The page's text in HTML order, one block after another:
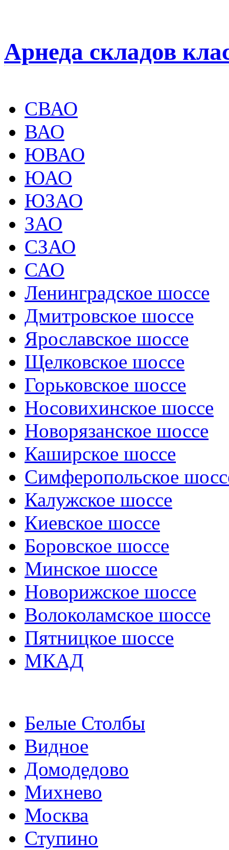
Арнеда складов
СВАО
ВАО
ЮВАО
ЮАО
ЮЗАО
ЗАО
СЗАО
САО
Ленинградское шоссе
Дмитровское шоссе
Ярославское шоссе
Щелковское шоссе
Горьковское шоссе
Носовихинское шоссе
Новорязанское шоссе
Каширское шоссе
Симферопольское
Калужское шоссе
Киевское шоссе
Боровское шоссе
Минское шоссе
Новорижское шоссе
Волоколамское шоссе
Пятницкое шоссе
МКАД
Белые Столбы
Видное
Домодедово
Михнево
Москва
Ступино